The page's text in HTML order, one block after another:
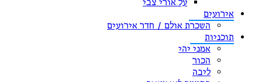
על אורי צבי
אירועים
השכרת אולם / חדר אירועים
תוכניות
אמני יהי
הכור
ליבה